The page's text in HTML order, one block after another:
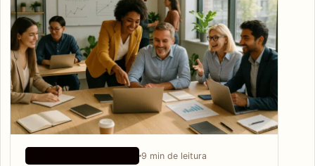
9 min de leitura